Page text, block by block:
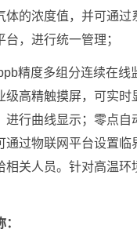
体的浓度值，并可通
台，进行统一管理；
精度多组分连续在
级高精触摸屏，可实
进行曲线显示；零点
通过物联网平台设置
相关人员。针对高温